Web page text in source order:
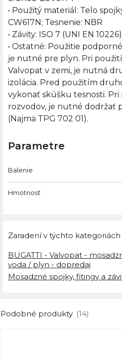
• Použitý materiál: Telo
CW617N; Tesnenie: NBR
• Závity: ISO 7 (UNI EN 10226)
• Ostatné: Použitie
je nutné pre plyn. Pri použití
Valvopat v zemi, je nutná
izolácia. Pred použitím
vykonať skúšku tesnosti.
rozvodov, je nutné dodržať
(Najmä TPG 702 01).
Parametre
Balenie
Hmotnosť
Zaradení v týchto kategoriách
BUGATTI - Valvopat -
voda / plyn - dopredaj
Mosadzné spojky, fitingy a
Podobné produkty (14)